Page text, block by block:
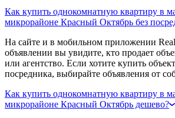
Как купить однокомнатную квартиру в
микрорайоне Красный Октябрь без
На сайте и в мобильном приложении
объявлении вы увидите, кто продает
или агентство. Если хотите купить
посредника, выбирайте объявления от
Как купить однокомнатную квартиру в
микрорайоне Красный Октябрь дешево?